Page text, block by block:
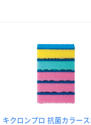
キクロンプロ 抗菌カラー